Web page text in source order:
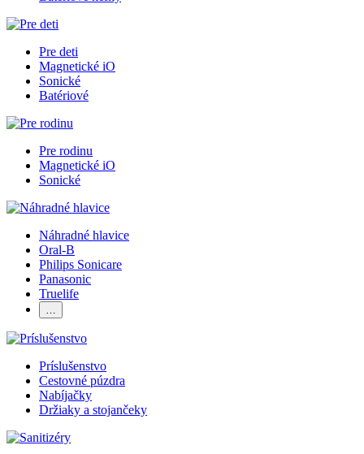
Pre deti
Magnetické iO
Sonické
Batériové
Pre rodinu
Magnetické iO
Sonické
Náhradné hlavice
Oral-B
Philips Sonicare
Panasonic
Truelife
…
Príslušenstvo
Cestovné púzdra
Nabíjačky
Držiaky a stojančeky